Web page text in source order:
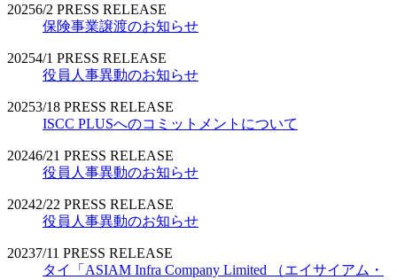
20256/2 PRESS RELEASE
保険事業譲渡のお知らせ
20254/1 PRESS RELEASE
役員人事異動のお知らせ
20253/18 PRESS RELEASE
ISCC PLUSへのコミットメントについて
20246/21 PRESS RELEASE
役員人事異動のお知らせ
20242/22 PRESS RELEASE
役員人事異動のお知らせ
20237/11 PRESS RELEASE
タイ「ASIAM Infra Company Limited （エイサイアム・